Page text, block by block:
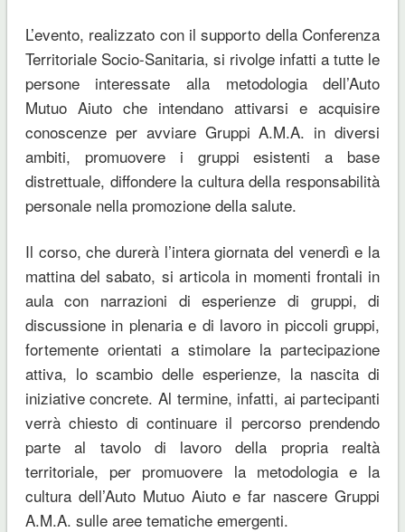
L’evento, realizzato con il supporto della Conferenza
Territoriale Socio-Sanitaria, si rivolge infatti a tutte le
persone interessate alla metodologia dell’Auto
Mutuo Aiuto che intendano attivarsi e acquisire
conoscenze per avviare Gruppi A.M.A. in diversi
ambiti, promuovere i gruppi esistenti a base
distrettuale, diffondere la cultura della responsabilità
personale nella promozione della salute.
Il corso, che durerà l’intera giornata del venerdì e la
mattina del sabato, si articola in momenti frontali in
aula con narrazioni di esperienze di gruppi, di
discussione in plenaria e di lavoro in piccoli gruppi,
fortemente orientati a stimolare la partecipazione
attiva, lo scambio delle esperienze, la nascita di
iniziative concrete. Al termine, infatti, ai partecipanti
verrà chiesto di continuare il percorso prendendo
parte al tavolo di lavoro della propria realtà
territoriale, per promuovere la metodologia e la
cultura dell’Auto Mutuo Aiuto e far nascere Gruppi
A.M.A. sulle aree tematiche emergenti.